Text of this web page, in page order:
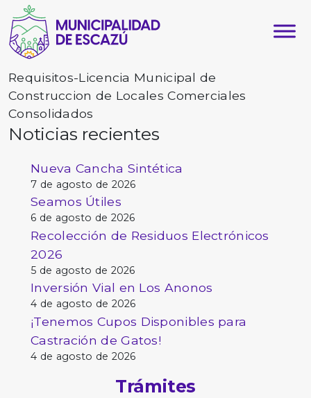
Requisitos-Licencia Municipal de
Construccion de Locales Comerciales
Consolidados
Noticias recientes
Nueva Cancha Sintética
7 de agosto de 2026
Seamos Útiles
6 de agosto de 2026
Recolección de Residuos Electrónicos
2026
5 de agosto de 2026
Inversión Vial en Los Anonos
4 de agosto de 2026
¡Tenemos Cupos Disponibles para
Castración de Gatos!
4 de agosto de 2026
Trámites